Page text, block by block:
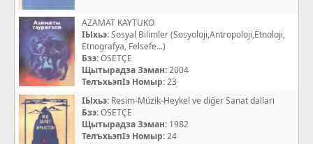
AZAMAT KAYTUKO
IЫхьэ:Sosyal Bilimler (Sosyoloji,Antropoloji,Etnoloji,
Etnografya, Felsefe...)
Бзэ:OSETÇE
Щытырадза Зэман:2004
ТелъхьэпIэ Номыр:23
IЫхьэ: Resim-Müzik-Heykel ve diğer Sanat dalları
Бзэ:OSETÇE
Щытырадза Зэман: 1982
ТелъхьэпIэ Номыр:24